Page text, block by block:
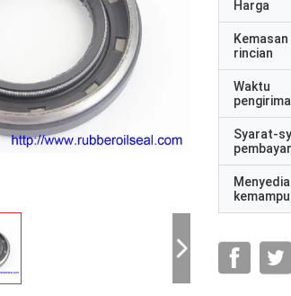
Harga
Kemasan
rincian
Waktu
Syarat-